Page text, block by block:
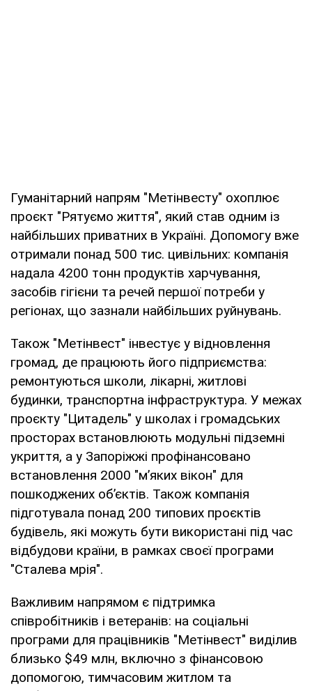
Гуманітарний напрям "Метінвесту" охоплює
проєкт "Рятуємо життя", який став одним із
найбільших приватних в Україні. Допомогу вже
отримали понад 500 тис. цивільних: компанія
надала 4200 тонн продуктів харчування,
засобів гігієни та речей першої потреби у
регіонах, що зазнали найбільших руйнувань.
Також "Метінвест" інвестує у відновлення
громад, де працюють його підприємства:
ремонтуються школи, лікарні, житлові
будинки, транспортна інфраструктура. У межах
проєкту "Цитадель" у школах і громадських
просторах встановлюють модульні підземні
укриття, а у Запоріжжі профінансовано
встановлення 2000 "м’яких вікон" для
пошкоджених об’єктів. Також компанія
підготувала понад 200 типових проєктів
будівель, які можуть бути використані під час
відбудови країни, в рамках своєї програми
"Сталева мрія".
Важливим напрямом є підтримка
співробітників і ветеранів: на соціальні
програми для працівників "Метінвест" виділив
близько $49 млн, включно з фінансовою
допомогою, тимчасовим житлом та